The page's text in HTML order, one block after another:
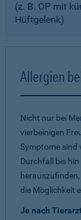
(z. B. OP mit
Hüftgelenk)
Allergien
Nicht nur bei
vierbeinigen
Symptome sind
Durchfall bis
die Möglichkeit
Je nach